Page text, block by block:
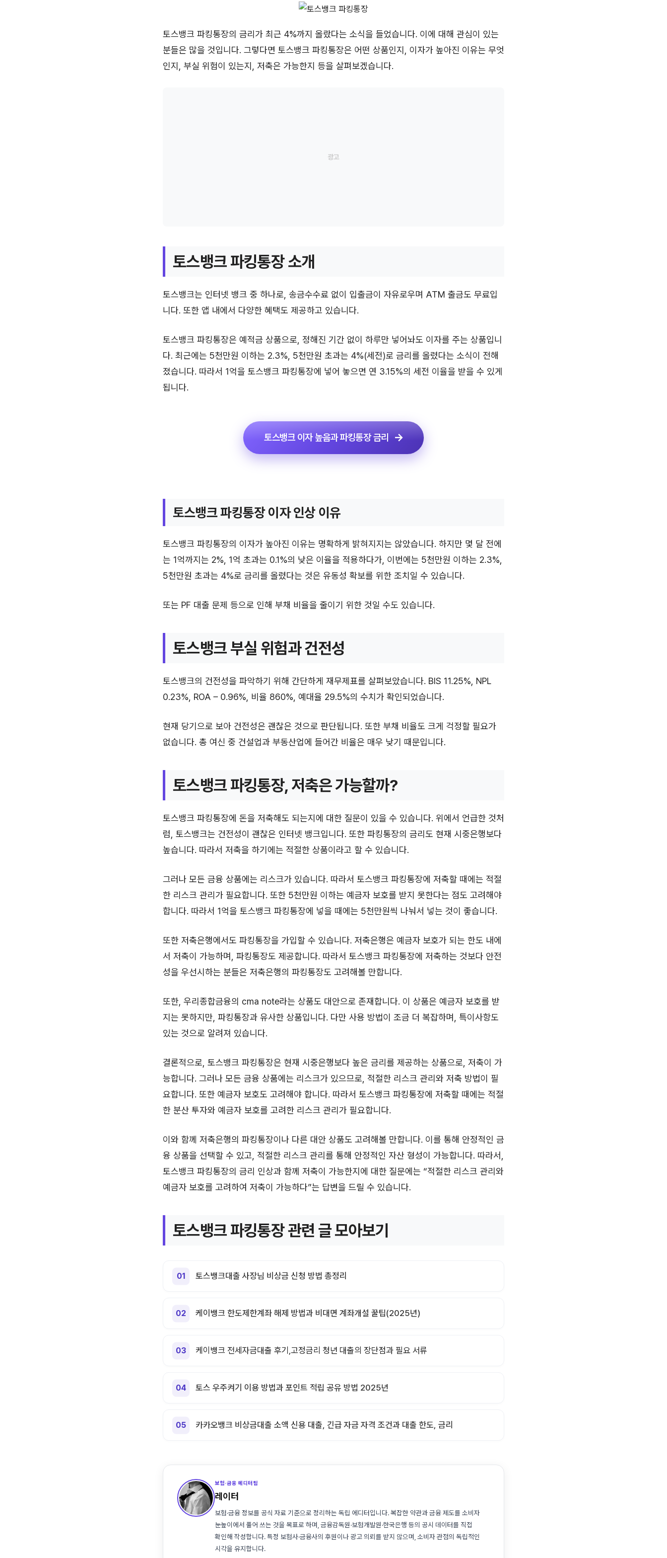
토스뱅크 파킹통장의 금리가 최근 4%까지 올랐다는 소식을 들었습니다. 이에 대해 관심이 있는
분들은 많을 것입니다. 그렇다면 토스뱅크 파킹통장은 어떤 상품인지, 이자가 높아진 이유는 무엇
인지, 부실 위험이 있는지, 저축은 가능한지 등을 살펴보겠습니다.
토스뱅크 파킹통장 소개
토스뱅크는 인터넷 뱅크 중 하나로, 송금수수료 없이 입출금이 자유로우며 ATM 출금도 무료입
니다. 또한 앱 내에서 다양한 혜택도 제공하고 있습니다.
토스뱅크 파킹통장은 예적금 상품으로, 정해진 기간 없이 하루만 넣어놔도 이자를 주는 상품입니
다. 최근에는 5천만원 이하는 2.3%, 5천만원 초과는 4%(세전)로 금리를 올렸다는 소식이 전해
졌습니다. 따라서 1억을 토스뱅크 파킹통장에 넣어 놓으면 연 3.15%의 세전 이율을 받을 수 있게
됩니다.
토스뱅크 이자 높음과 파킹통장 금리
토스뱅크 파킹통장 이자 인상 이유
토스뱅크 파킹통장의 이자가 높아진 이유는 명확하게 밝혀지지는 않았습니다. 하지만 몇 달 전에
는 1억까지는 2%, 1억 초과는 0.1%의 낮은 이율을 적용하다가, 이번에는 5천만원 이하는 2.3%,
5천만원 초과는 4%로 금리를 올렸다는 것은 유동성 확보를 위한 조치일 수 있습니다.
또는 PF 대출 문제 등으로 인해 부채 비율을 줄이기 위한 것일 수도 있습니다.
토스뱅크 부실 위험과 건전성
토스뱅크의 건전성을 파악하기 위해 간단하게 재무제표를 살펴보았습니다. BIS 11.25%, NPL
0.23%, ROA – 0.96%, 비율 860%, 예대율 29.5%의 수치가 확인되었습니다.
현재 당기으로 보아 건전성은 괜찮은 것으로 판단됩니다. 또한 부채 비율도 크게 걱정할 필요가
없습니다. 총 여신 중 건설업과 부동산업에 들어간 비율은 매우 낮기 때문입니다.
토스뱅크 파킹통장, 저축은 가능할까?
토스뱅크 파킹통장에 돈을 저축해도 되는지에 대한 질문이 있을 수 있습니다. 위에서 언급한 것처
럼, 토스뱅크는 건전성이 괜찮은 인터넷 뱅크입니다. 또한 파킹통장의 금리도 현재 시중은행보다
높습니다. 따라서 저축을 하기에는 적절한 상품이라고 할 수 있습니다.
그러나 모든 금융 상품에는 리스크가 있습니다. 따라서 토스뱅크 파킹통장에 저축할 때에는 적절
한 리스크 관리가 필요합니다. 또한 5천만원 이하는 예금자 보호를 받지 못한다는 점도 고려해야
합니다. 따라서 1억을 토스뱅크 파킹통장에 넣을 때에는 5천만원씩 나눠서 넣는 것이 좋습니다.
또한 저축은행에서도 파킹통장을 가입할 수 있습니다. 저축은행은 예금자 보호가 되는 한도 내에
서 저축이 가능하며, 파킹통장도 제공합니다. 따라서 토스뱅크 파킹통장에 저축하는 것보다 안전
성을 우선시하는 분들은 저축은행의 파킹통장도 고려해볼 만합니다.
또한, 우리종합금융의 cma note라는 상품도 대안으로 존재합니다. 이 상품은 예금자 보호를 받
지는 못하지만, 파킹통장과 유사한 상품입니다. 다만 사용 방법이 조금 더 복잡하며, 특이사항도
있는 것으로 알려져 있습니다.
결론적으로, 토스뱅크 파킹통장은 현재 시중은행보다 높은 금리를 제공하는 상품으로, 저축이 가
능합니다. 그러나 모든 금융 상품에는 리스크가 있으므로, 적절한 리스크 관리와 저축 방법이 필
요합니다. 또한 예금자 보호도 고려해야 합니다. 따라서 토스뱅크 파킹통장에 저축할 때에는 적절
한 분산 투자와 예금자 보호를 고려한 리스크 관리가 필요합니다.
이와 함께 저축은행의 파킹통장이나 다른 대안 상품도 고려해볼 만합니다. 이를 통해 안정적인 금
융 상품을 선택할 수 있고, 적절한 리스크 관리를 통해 안정적인 자산 형성이 가능합니다. 따라서,
토스뱅크 파킹통장의 금리 인상과 함께 저축이 가능한지에 대한 질문에는 “적절한 리스크 관리와
예금자 보호를 고려하여 저축이 가능하다”는 답변을 드릴 수 있습니다.
토스뱅크 파킹통장 관련 글 모아보기
토스뱅크대출 사장님 비상금 신청 방법 총정리
케이뱅크 한도제한계좌 해제 방법과 비대면 계좌개설 꿀팁(2025년)
케이뱅크 전세자금대출 후기,고정금리 청년 대출의 장단점과 필요 서류
토스 우주켜기 이용 방법과 포인트 적립 공유 방법 2025년
카카오뱅크 비상금대출 소액 신용 대출, 긴급 자금 자격 조건과 대출 한도, 금리
보험·금융 에디터팀
레이터
보험·금융 정보를 공식 자료 기준으로 정리하는 독립 에디터입니다. 복잡한 약관과 금융 제도를 소비자
눈높이에서 풀어 쓰는 것을 목표로 하며, 금융감독원·보험개발원·한국은행 등의 공시 데이터를 직접
확인해 작성합니다. 특정 보험사·금융사의 후원이나 광고 의뢰를 받지 않으며, 소비자 관점의 독립적인
시각을 유지합니다.